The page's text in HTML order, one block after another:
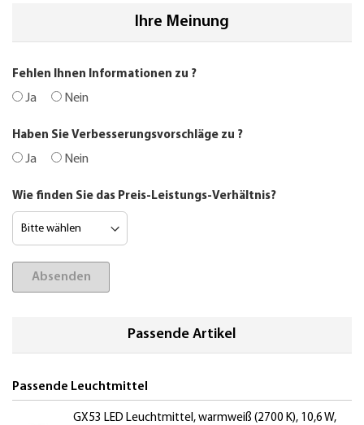
Ihre Meinung
Fehlen Ihnen Informationen zu ?
Ja Nein
Haben Sie Verbesserungsvorschläge zu ?
Ja Nein
Wie finden Sie das Preis-Leistungs-Verhältnis?
Absenden
Passende Artikel
Passende Leuchtmittel
GX53 LED Leuchtmittel, warmweiß (2700 K), 10,6 W,